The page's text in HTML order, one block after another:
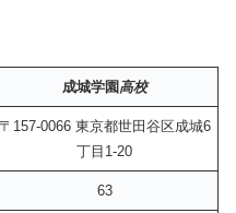
成城学園 高校
〒157-0066 東京都世田谷区成城6
丁目1-20
63